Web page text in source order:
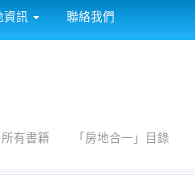
訊 聯絡我們
所有書籍 「房地合一」目錄